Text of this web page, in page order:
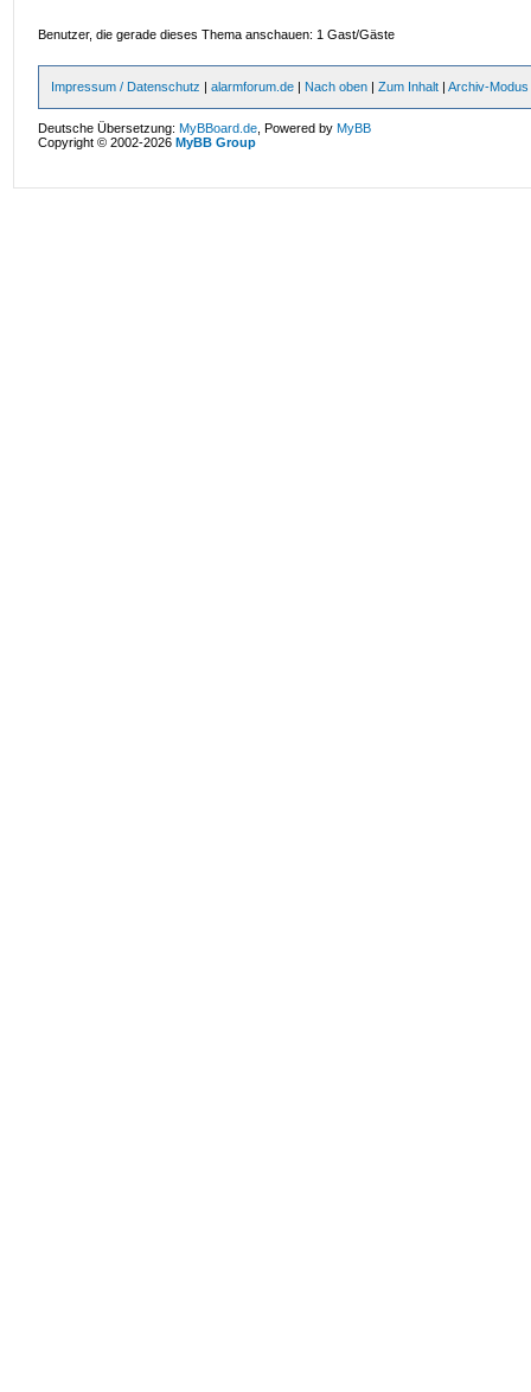
Benutzer, die gerade dieses Thema anschauen: 1 Gast/Gäste
Impressum / Datenschutz |alarmforum.de | Nach oben |Zum Inhalt |Archiv-Modus
Deutsche Übersetzung:MyBBoard.de , Powered byMyBB
Copyright © 2002-2026MyBB Group